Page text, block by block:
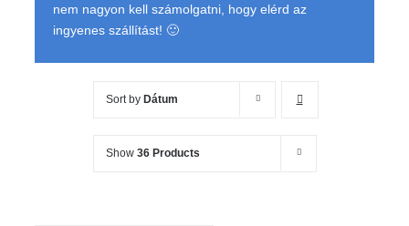
nem nagyon kell számolgatni, hogy elérd az
ingyenes szállítást! 🙂
Sort by Dátum
Show 36 Products